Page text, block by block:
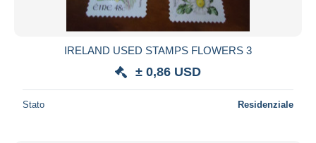
IRELAND USED STAMPS FLOWERS 3
± 0,86 USD
Stato Residenziale